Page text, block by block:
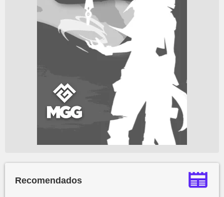
Recomendados